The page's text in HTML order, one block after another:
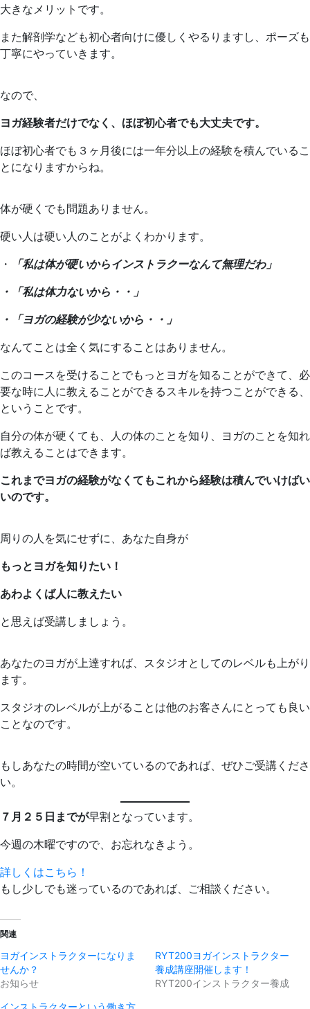
大きなメリットです。
また解剖学なども初心者向けに優しくやるりますし、ポーズも
丁寧にやっていきます。
なので、
ヨガ経験者だけでなく、ほぼ初心者でも大丈夫です。
ほぼ初心者でも３ヶ月後には一年分以上の経験を積んでいるこ
とになりますからね。
体が硬くでも問題ありません。
硬い人は硬い人のことがよくわかります。
・
「私は体が硬いからインストラクーなんて無理だわ」
・「私は体力ないから・・」
・「ヨガの経験が少ないから・・」
なんてことは全く気にすることはありません。
このコースを受けることでもっとヨガを知ることができて、必
要な時に人に教えることができるスキルを持つことができる、
ということです。
自分の体が硬くても、人の体のことを知り、ヨガのことを知れ
ば教えることはできます。
これまでヨガの経験がなくてもこれから経験は積んでいけばい
いのです。
周りの人を気にせずに、あなた自身が
もっとヨガを知りたい！
あわよくば人に教えたい
と思えば受講しましょう。
あなたのヨガが上達すれば、スタジオとしてのレベルも上がり
ます。
スタジオのレベルが上がることは他のお客さんにとっても良い
ことなのです。
もしあなたの時間が空いているのであれば、ぜひご受講くださ
い。
７月２５日までが早割となっています。
今週の木曜ですので、お忘れなきよう。
詳しくはこちら！
もし少しでも迷っているのであれば、ご相談ください。
関連
ヨガインストラクターになりま
せんか？
お知らせ
RYT200ヨガインストラクター
養成講座開催します！
RYT200インストラクター養成
インストラクターという働き方